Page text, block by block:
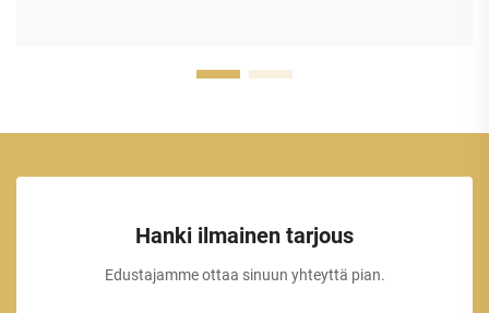
Hanki ilmainen tarjous
Edustajamme ottaa sinuun yhteyttä pian.